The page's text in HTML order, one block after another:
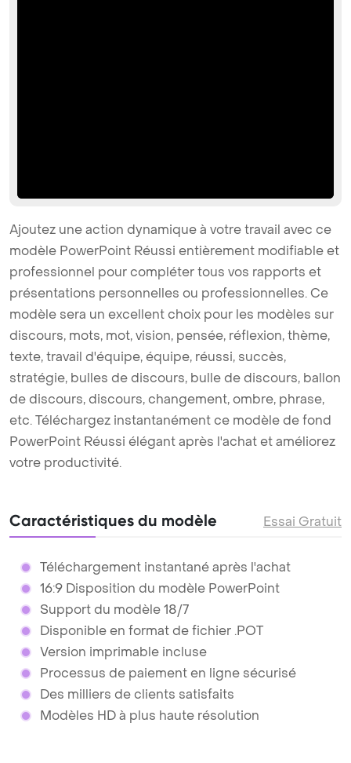
Ajoutez une action dynamique à votre travail avec ce
modèle PowerPoint Réussi entièrement modifiable et
professionnel pour compléter tous vos rapports et
présentations personnelles ou professionnelles. Ce
modèle sera un excellent choix pour les modèles sur
discours, mots, mot, vision, pensée, réflexion, thème,
texte, travail d'équipe, équipe, réussi, succès,
stratégie, bulles de discours, bulle de discours, ballon
de discours, discours, changement, ombre, phrase,
etc. Téléchargez instantanément ce modèle de fond
PowerPoint Réussi élégant après l'achat et améliorez
votre productivité.
Caractéristiques du modèle Essai Gratuit
Téléchargement instantané après l'achat
16:9 Disposition du modèle PowerPoint
Support du modèle 18/7
Disponible en format de fichier .POT
Version imprimable incluse
Processus de paiement en ligne sécurisé
Des milliers de clients satisfaits
Modèles HD à plus haute résolution